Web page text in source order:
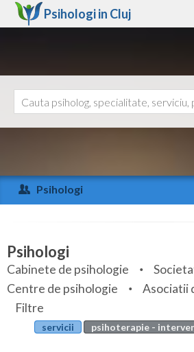
Psihologi in Cluj
Arad
Arges
Bihor
Bistrita-Nasaud
Botosani
Ajutor
Psihologi
Specialitati
Servicii
Articole
Evenimente
Psihologi
Cabinete de psihologie
Centre de psihologie
Asociatii
Filtre
servicii
psihoterapie -